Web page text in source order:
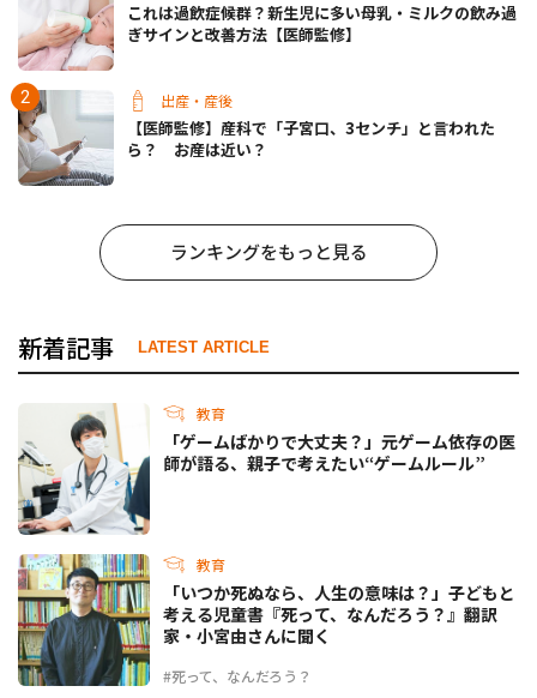
これは過飲症候群？新生児に多い母乳・ミルクの飲み過
ぎサインと改善方法【医師監修】
出産・産後
【医師監修】産科で「子宮口、3センチ」と言われた
ら？ お産は近い？
ランキングをもっと見る
新着記事 LATEST ARTICLE
教育
「ゲームばかりで大丈夫？」元ゲーム依存の医
師が語る、親子で考えたい“ゲームルール”
教育
#死って、なんだろう？
「いつか死ぬなら、人生の意味は？」子どもと
考える児童書『死って、なんだろう？』翻訳
家・小宮由さんに聞く